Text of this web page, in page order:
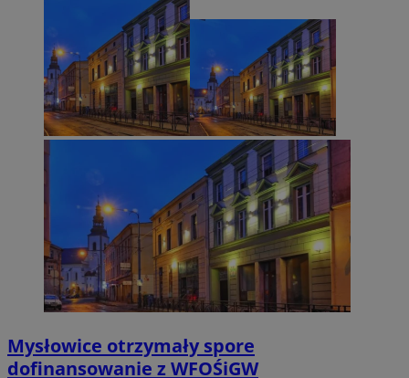
Mysłowice otrzymały spore
dofinansowanie z WFOŚiGW